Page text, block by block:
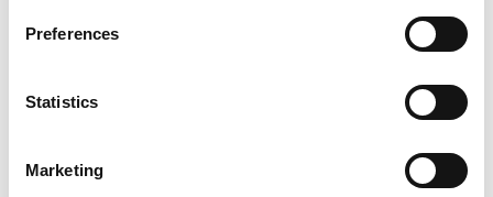
Preferences
Statistics
Marketing